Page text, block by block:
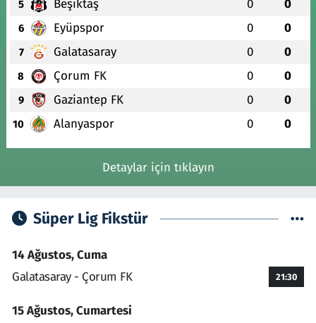
5 Beşiktaş 0 0
6 Eyüpspor 0 0
7 Galatasaray 0 0
8 Çorum FK 0 0
9 Gaziantep FK 0 0
10 Alanyaspor 0 0
Detaylar için tıklayın
Süper Lig Fikstür
14 Ağustos, Cuma
Galatasaray - Çorum FK
21:30
15 Ağustos, Cumartesi